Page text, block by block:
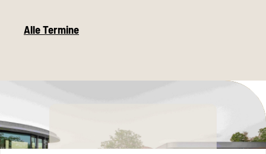
Alle Termine